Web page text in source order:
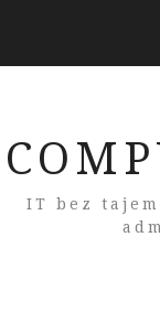
IT bez